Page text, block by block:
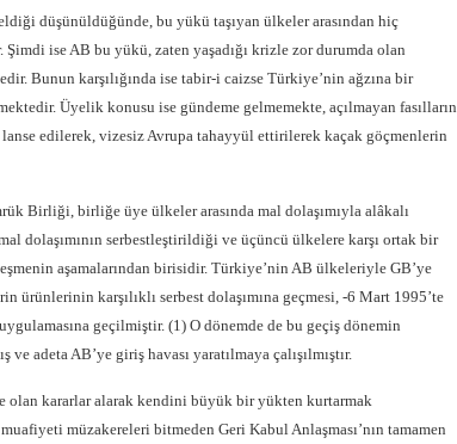
düşünüldüğünde, bu yükü taşıyan ülkeler arasından hiç
ise AB bu yükü, zaten yaşadığı krizle zor durumda olan
Bunun karşılığında ise tabir-i caizse Türkiye’nin ağzına bir
Üyelik konusu ise gündeme gelmemekte, açılmayan fasılların
edilerek, vizesiz Avrupa tahayyül ettirilerek kaçak göçmenlerin
Birliği, birliğe üye ülkeler arasında mal dolaşımıyla alâkalı
dolaşımının serbestleştirildiği ve üçüncü ülkelere karşı ortak bir
aşamalarından birisidir. Türkiye’nin AB ülkeleriyle GB’ye
karşılıklı serbest dolaşımına geçmesi, -6 Mart 1995’te
geçilmiştir. (1) O dönemde de bu geçiş dönemin
adeta AB’ye giriş havası yaratılmaya çalışılmıştır.
olan kararlar alarak kendini büyük bir yükten kurtarmak
müzakereleri bitmeden Geri Kabul Anlaşması’nın tamamen